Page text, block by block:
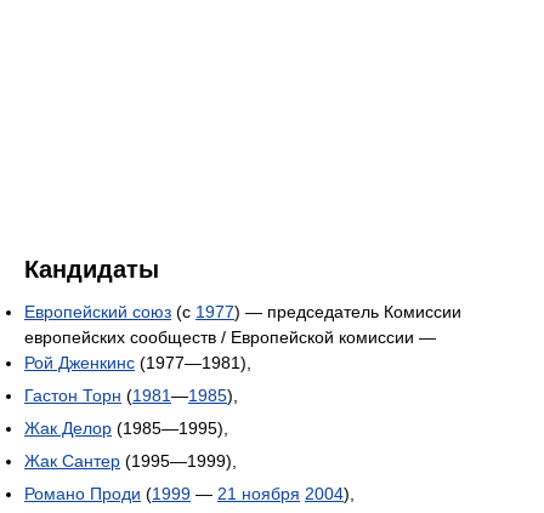
Кандидаты
Европейский союз (с 1977) — председатель Комиссии
европейских сообществ / Европейской комиссии —
Рой Дженкинс (1977—1981),
Гастон Торн (1981—1985),
Жак Делор (1985—1995),
Жак Сантер (1995—1999),
Романо Проди (1999 — 21 ноября 2004),